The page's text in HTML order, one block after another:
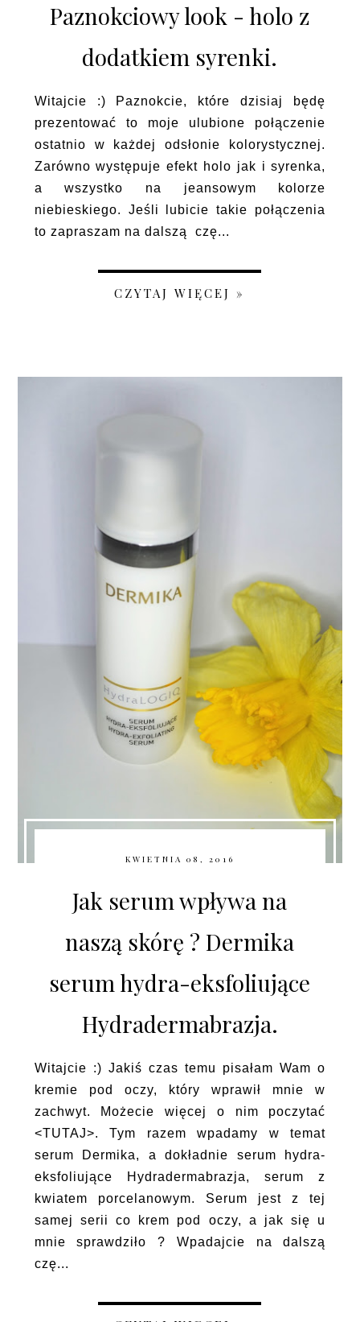
Paznokciowy look - holo z
dodatkiem syrenki.
Witajcie :) Paznokcie, które dzisiaj będę
prezentować to moje ulubione połączenie
ostatnio w każdej odsłonie kolorystycznej.
Zarówno występuje efekt holo jak i syrenka,
a wszystko na jeansowym kolorze
niebieskiego. Jeśli lubicie takie połączenia
to zapraszam na dalszą czę...
CZYTAJ WIĘCEJ »
KWIETNIA 08, 2016
Jak serum wpływa na
naszą skórę ? Dermika
serum hydra-eksfoliujące
Hydradermabrazja.
Witajcie :) Jakiś czas temu pisałam Wam o
kremie pod oczy, który wprawił mnie w
zachwyt. Możecie więcej o nim poczytać
<TUTAJ>. Tym razem wpadamy w temat
serum Dermika, a dokładnie serum hydra-
eksfoliujące Hydradermabrazja, serum z
kwiatem porcelanowym. Serum jest z tej
samej serii co krem pod oczy, a jak się u
mnie sprawdziło ? Wpadajcie na dalszą
czę...